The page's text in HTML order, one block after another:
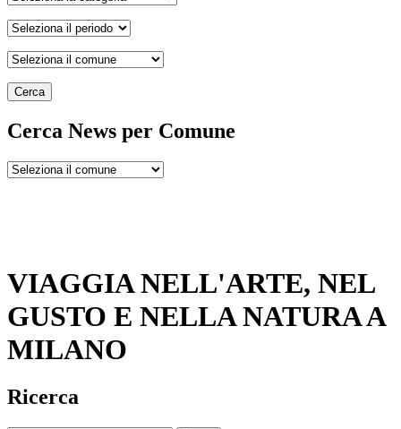
Cerca
Cerca News per Comune
VIAGGIA NELL'ARTE, NEL
GUSTO E NELLA NATURA A
MILANO
Ricerca